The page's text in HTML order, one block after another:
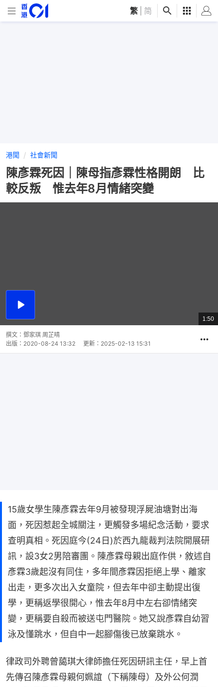
繁 简
港聞 社會新聞
陳彥霖死因｜陳母指彥霖性格開朗 比
較反叛 惟去年8月情緒突變
播
總
共
1:50
撰文： 鄧家琪 周芷晴
出版： 2020-08-24 13:32 更新： 2025-02-13 15:31
15歲女學生陳彥霖去年9月被發現浮屍油塘對出海
面，死因惹起全城關注，更觸發多場紀念活動，要求
查明真相。死因庭今(24日)於西九龍裁判法院開展研
訊，設3女2男陪審團。陳彥霖母親出庭作供，敘述自
彥霖3歲起沒有同住，多年間彥霖因拒絕上學、離家
出走，更多次出入女童院，但去年中卻主動提出復
學，更稱返學很開心，惟去年8月中左右卻情緒突
變，更稱要自殺而被送屯門醫院。她又說彥霖自幼習
泳及懂跳水，但自中一起腳傷後已放棄跳水。
律政司外聘曾藹琪大律師擔任死因研訊主任，早上首
先傳召陳彥霖母親何姵誼（下稱陳母）及外公何潤